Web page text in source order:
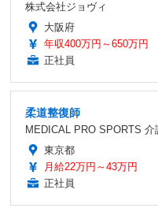
株式会社ジョヴィ
大阪府
年収400万円～650万円
正社員
柔道整復師
MEDICAL PRO SPORTS 介
東京都
月給22万円～43万円
正社員